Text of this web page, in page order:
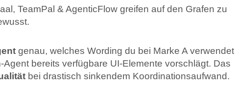
TeamPal & AgenticFlow greifen auf den Grafen zu
genau, welches Wording du bei Marke A verwendet
Agent bereits verfügbare UI-Elemente vorschlägt. Das
bei drastisch sinkendem Koordinationsaufwand.